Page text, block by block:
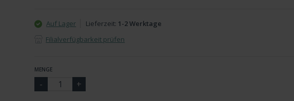
Auf Lager Lieferzeit: 1-2 Werktage
Filialverfügbarkeit prüfen
MENGE